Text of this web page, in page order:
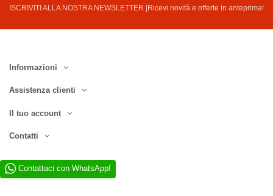
ISCRIVITI ALLA NOSTRA NEWSLETTER |Ricevi novità e offerte in anteprima!
Informazioni
Assistenza clienti
Il tuo account
Contatti
Contattaci con WhatsApp!